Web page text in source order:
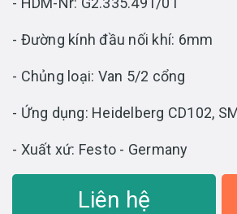
- Đường kính đầu nối khí: 6mm
- Chủng loại: Van 5/2 cổng
- Ứng dụng: Heidelberg CD102,
- Xuất xứ: Festo - Germany
Liên hệ